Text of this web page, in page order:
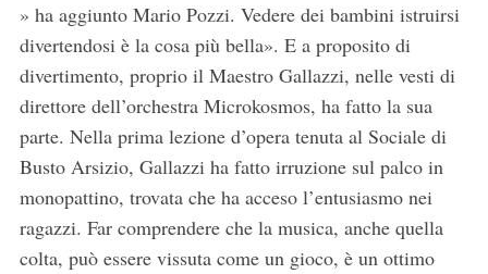
» ha aggiunto Mario Pozzi. Vedere dei bambini istruirsi
divertendosi è la cosa più bella». E a proposito di
divertimento, proprio il Maestro Gallazzi, nelle vesti di
direttore dell’orchestra Microkosmos, ha fatto la sua
parte. Nella prima lezione d’opera tenuta al Sociale di
Busto Arsizio, Gallazzi ha fatto irruzione sul palco in
monopattino, trovata che ha acceso l’entusiasmo nei
ragazzi. Far comprendere che la musica, anche quella
colta, può essere vissuta come un gioco, è un ottimo